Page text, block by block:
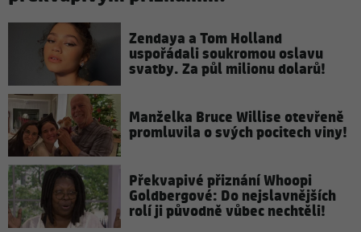
Zendaya a Tom Holland
uspořádali soukromou oslavu
svatby. Za půl milionu dolarů!
Manželka Bruce Willise otevřeně
promluvila o svých pocitech viny!
Překvapivé přiznání Whoopi
Goldbergové: Do nejslavnějších
rolí ji původně vůbec nechtěli!